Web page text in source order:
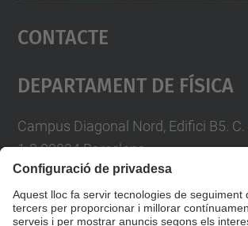
powered by
Contacte
Departament De Física
Campus Diagonal Nord, Edifici B5.
1-3 08034 Barcelona
A/e usd.utgcnticupc.edu